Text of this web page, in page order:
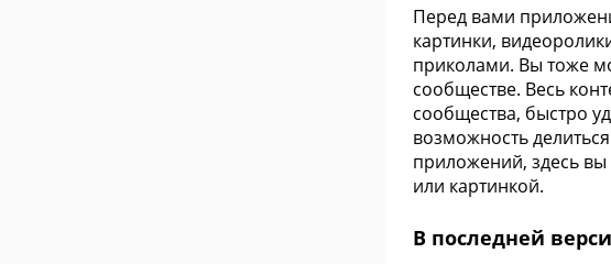
Перед вами
картинки,
приколами. Вы тоже
сообществе. Весь
сообщества, быстро
возможность
приложений, здесь вы
или картинкой.
В последней